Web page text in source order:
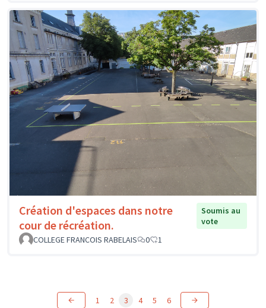
Création d'espaces dans notre
cour de récréation.
Soumis au
vote
COLLEGE FRANCOIS RABELAIS
0 1
1 2 3 4 5 6